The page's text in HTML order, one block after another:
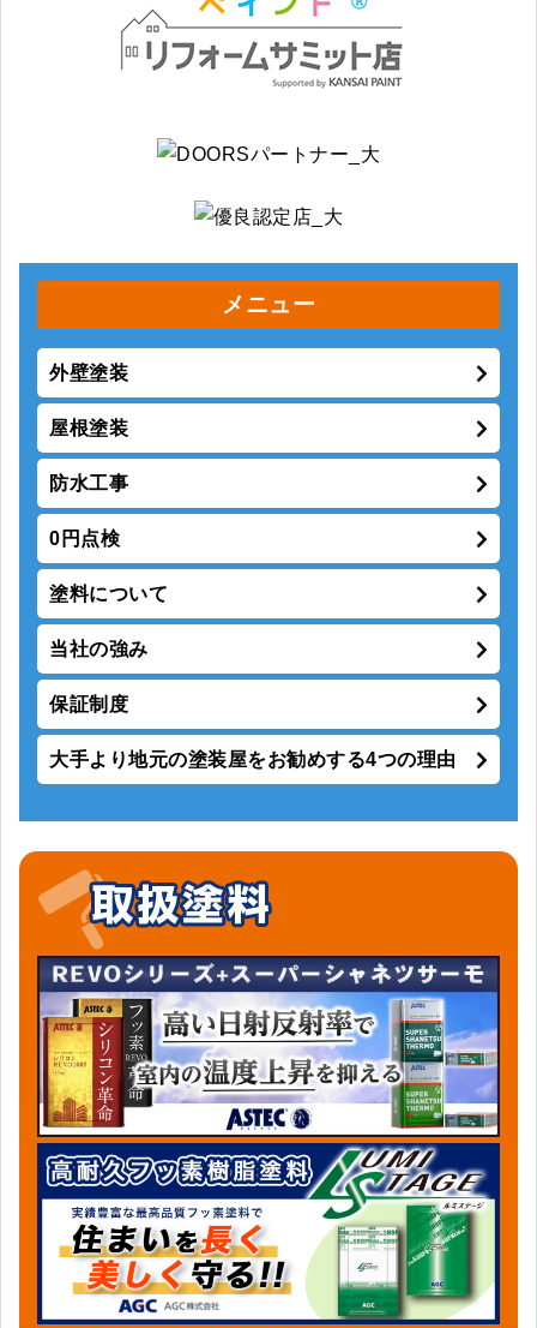
メニュー
外壁塗装
屋根塗装
防水工事
0円点検
塗料について
当社の強み
保証制度
大手より地元の塗装屋をお勧めする4つの理由